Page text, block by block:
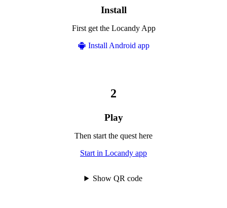
Install
First get the Locandy App
Install Android app
Play
Then start the quest here
Start in Locandy app
Show QR code